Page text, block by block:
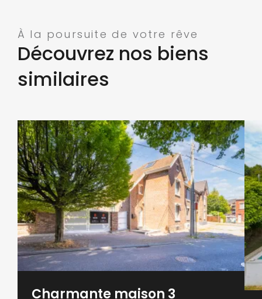
À la poursuite de votre rêve
Découvrez nos biens
similaires
Charmante maison 3